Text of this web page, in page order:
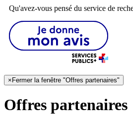
Qu'avez-vous pensé du service de
× Fermer la fenêtre "Offres partenaires"
Offres partenaires